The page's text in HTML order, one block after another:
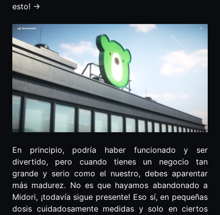
esto! ->
En principio, podría haber funcionado y ser
divertido, pero cuando tienes un negocio tan
grande y serio como el nuestro, debes aparentar
más madurez. No es que hayamos abandonado a
Midori, ¡todavía sigue presente! Eso sí, en pequeñas
dosis cuidadosamente medidas y solo en ciertos